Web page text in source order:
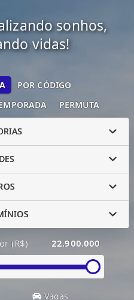
sonhos,
vidas!
PERMUTA
POR CÓDIGO
(R$) 22.900.000
Vagas